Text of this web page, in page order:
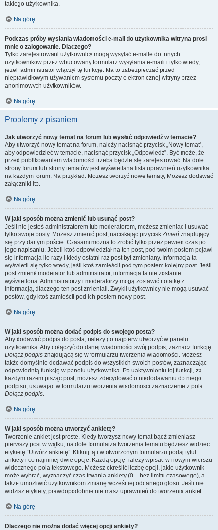
takiego użytkownika.
Na górę
Podczas próby wysłania wiadomości e-mail do użytkownika witryna prosi
mnie o zalogowanie. Dlaczego?
Tylko zarejestrowani użytkownicy mogą wysyłać e-maile do innych
użytkowników przez wbudowany formularz wysyłania e-maili i tylko wtedy,
jeżeli administrator włączył tę funkcję. Ma to zabezpieczać przed
nieprawidłowym używaniem systemu poczty elektronicznej witryny przez
anonimowych użytkowników.
Na górę
Problemy z pisaniem
Jak utworzyć nowy temat na forum lub wysłać odpowiedź w temacie?
Aby utworzyć nowy temat na forum, należy nacisnąć przycisk „Nowy temat”,
aby odpowiedzieć w temacie, nacisnąć przycisk „Odpowiedz”. Być może, że
przed publikowaniem wiadomości trzeba będzie się zarejestrować. Na dole
strony forum lub strony tematów jest wyświetlana lista uprawnień użytkownika
na każdym forum. Na przykład: Możesz tworzyć nowe tematy, Możesz dodawać
załączniki itp.
Na górę
W jaki sposób można zmienić lub usunąć post?
Jeśli nie jesteś administratorem lub moderatorem, możesz zmieniać i usuwać
tylko swoje posty. Możesz zmienić post, naciskając przyciskZmień znajdujący
się przy danym poście. Czasami można to zrobić tylko przez pewien czas po
jego napisaniu. Jeżeli ktoś odpowiedział na ten post, pod twoim postem pojawi
się informacja ile razy i kiedy ostatni raz post był zmieniany. Informacja ta
wyświetli się tylko wtedy, jeśli ktoś zamieścił pod tym postem kolejny post. Jeśli
post zmienił moderator lub administrator, informacja ta nie zostanie
wyświetlona. Administratorzy i moderatorzy mogą zostawić notatkę z
informacją, dlaczego ten post zmieniali. Zwykli użytkownicy nie mogą usuwać
postów, gdy ktoś zamieścił pod ich postem nowy post.
Na górę
W jaki sposób można dodać podpis do swojego posta?
Aby dodawać podpis do posta, należy go najpierw utworzyć w panelu
użytkownika. Aby dołączyć do danej wiadomości swój podpis, zaznacz funkcję
Dołącz podpis znajdującą się w formularzu tworzenia wiadomości. Możesz
także domyślnie dodawać podpis do wszystkich swoich postów, zaznaczając
odpowiednią funkcję w panelu użytkownika. Po uaktywnieniu tej funkcji, za
każdym razem pisząc post, możesz zdecydować o niedodawaniu do niego
podpisu, usuwając w formularzu tworzenia wiadomości zaznaczenie z pola
Dołącz podpis.
Na górę
W jaki sposób można utworzyć ankietę?
Tworzenie ankiet jest proste. Kiedy tworzysz nowy temat bądź zmieniasz
pierwszy post w wątku, na dole formularza tworzenia tematu będziesz widzieć
etykietę “Utwórz ankietę”. Kliknij ją i w otworzonym formularzu podaj tytuł
ankiety i co najmniej dwie opcje. Każdą opcję należy wpisać w nowym wierszu
widocznego pola tekstowego. Możesz określić liczbę opcji, jakie użytkownik
może wybrać, wyznaczyć czas trwania ankiety (0 – bez limitu czasowego), a
także umożliwić użytkownikom zmianę wcześniej oddanego głosu. Jeśli nie
widzisz etykiety, prawdopodobnie nie masz uprawnień do tworzenia ankiet.
Na górę
Dlaczego nie można dodać więcej opcji ankiety?